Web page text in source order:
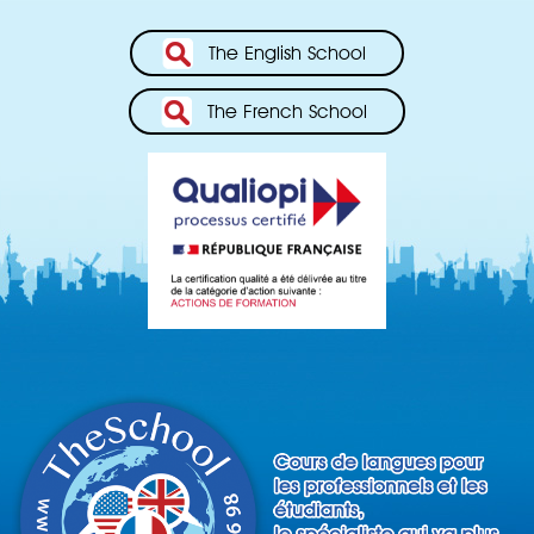
The English School
The French School